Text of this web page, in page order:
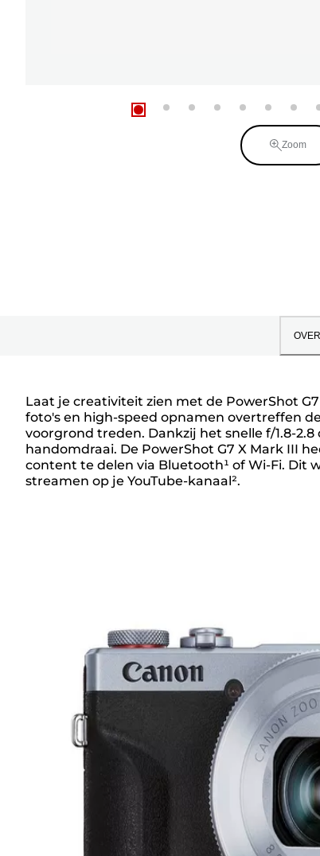
Zoom
Overzicht
Laat je creativiteit zien met de PowerShot
foto's en high-speed opnamen overtreffen
voorgrond treden. Dankzij het snelle f/1.8-
handomdraai. De PowerShot G7 X Mark III
content te delen via Bluetooth¹ of Wi-Fi. Dit
streamen op je YouTube-kanaal².